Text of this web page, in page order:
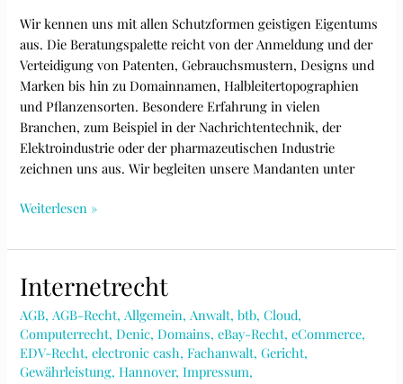
Wir kennen uns mit allen Schutzformen geistigen Eigentums
aus. Die Beratungspalette reicht von der Anmeldung und der
Verteidigung von Patenten, Gebrauchsmustern, Designs und
Marken bis hin zu Domainnamen, Halbleitertopographien
und Pflanzensorten. Besondere Erfahrung in vielen
Branchen, zum Beispiel in der Nachrichtentechnik, der
Elektroindustrie oder der pharmazeutischen Industrie
zeichnen uns aus. Wir begleiten unsere Mandanten unter
Gewerblicher
(Patentrecht,
Markenrecht,
Designrecht,
Sortenschutzrecht)
und
Urheberrecht
Weiterlesen »
Internetrecht
AGB,AGB-Recht,Allgemein,Anwalt,btb,Cloud,
Computerrecht,Denic,Domains,eBay-Recht,eCommerce,
EDV-Recht,electronic cash,Fachanwalt,Gericht,
Gewährleistung,Hannover,Impressum,